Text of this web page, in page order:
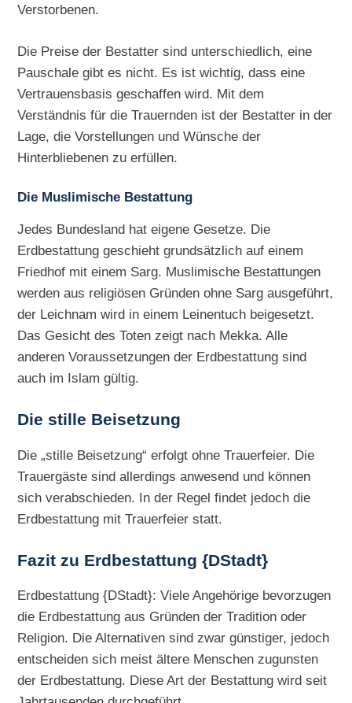
Verstorbenen.
Die Preise der Bestatter sind unterschiedlich, eine
Pauschale gibt es nicht. Es ist wichtig, dass eine
Vertrauensbasis geschaffen wird. Mit dem
Verständnis für die Trauernden ist der Bestatter in der
Lage, die Vorstellungen und Wünsche der
Hinterbliebenen zu erfüllen.
Die Muslimische Bestattung
Jedes Bundesland hat eigene Gesetze. Die
Erdbestattung geschieht grundsätzlich auf einem
Friedhof mit einem Sarg. Muslimische Bestattungen
werden aus religiösen Gründen ohne Sarg ausgeführt,
der Leichnam wird in einem Leinentuch beigesetzt.
Das Gesicht des Toten zeigt nach Mekka. Alle
anderen Voraussetzungen der Erdbestattung sind
auch im Islam gültig.
Die stille Beisetzung
Die „stille Beisetzung“ erfolgt ohne Trauerfeier. Die
Trauergäste sind allerdings anwesend und können
sich verabschieden. In der Regel findet jedoch die
Erdbestattung mit Trauerfeier statt.
Fazit zu Erdbestattung {DStadt}
Erdbestattung {DStadt}: Viele Angehörige bevorzugen
die Erdbestattung aus Gründen der Tradition oder
Religion. Die Alternativen sind zwar günstiger, jedoch
entscheiden sich meist ältere Menschen zugunsten
der Erdbestattung. Diese Art der Bestattung wird seit